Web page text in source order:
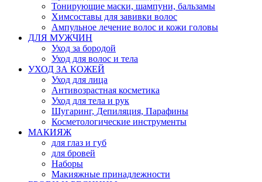
Тонирующие маски, шампуни, бальзамы
Химсоставы для завивки волос
Ампульное лечение волос и кожи головы
ДЛЯ МУЖЧИН
Уход за бородой
Уход для волос и тела
УХОД ЗА КОЖЕЙ
Уход для лица
Антивозрастная косметика
Уход для тела и рук
Шугаринг, Депиляция, Парафины
Косметологические инструменты
МАКИЯЖ
для глаз и губ
для бровей
Наборы
Макияжные принадлежности